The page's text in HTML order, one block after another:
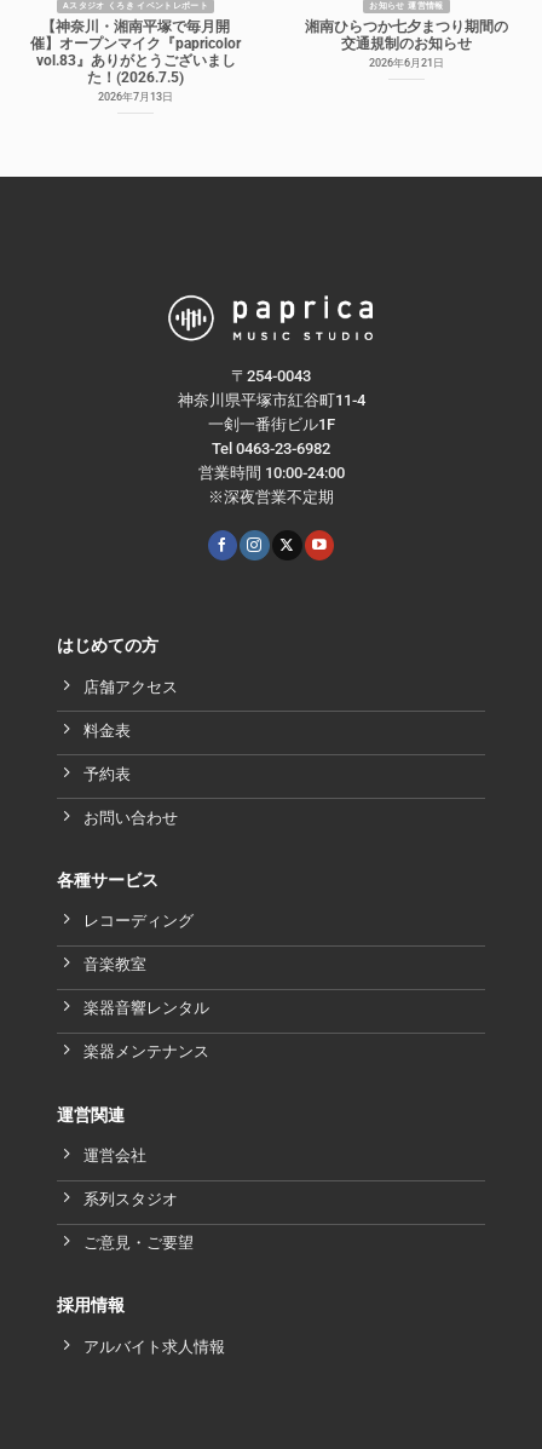
Aスタジオ くろき イベントレポート
【神奈川・湘南平塚で毎月開
催】オープンマイク『papricolor
vol.83』ありがとうございまし
た！(2026.7.5)
2026年7月13日
お知らせ 運営情報
湘南ひらつか七夕まつり期間の
交通規制のお知らせ
2026年6月21日
〒254-0043
神奈川県平塚市紅谷町11-4
一剣一番街ビル1F
Tel 0463-23-6982
営業時間 10:00-24:00
※深夜営業不定期
はじめての方
店舗アクセス
料金表
予約表
お問い合わせ
各種サービス
レコーディング
音楽教室
楽器音響レンタル
楽器メンテナンス
運営関連
運営会社
系列スタジオ
ご意見・ご要望
採用情報
アルバイト求人情報